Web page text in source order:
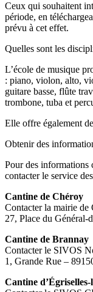
Ceux qui souhaitent
période, en
prévu à cet effet.
Quelles sont les
L’école de musique
: piano, violon, alto,
guitare basse, flûte
trombone, tuba et
Elle offre également
Obtenir des
Pour des informations
contacter le service
Cantine de Chéroy
Contacter la mairie
27, Place du
Cantine de Brannay
Contacter le SIVOS
1, Grande Rue –
Cantine d’Égriselles-